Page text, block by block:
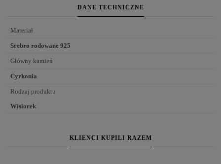
DANE TECHNICZNE
Materiał
Srebro rodowane 925
Główny kamień
Cyrkonia
Rodzaj produktu
Wisiorek
KLIENCI KUPILI RAZEM